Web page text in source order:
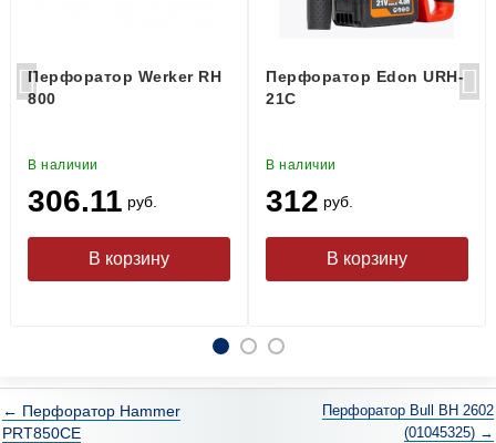
Перфоратор Werker RH
800
В наличии
306.11 руб.
Перфоратор Edon URH-
21C
В наличии
312 руб.
← Перфоратор Hammer
PRT850CE
Перфоратор Bull BH 2602
(01045325) →